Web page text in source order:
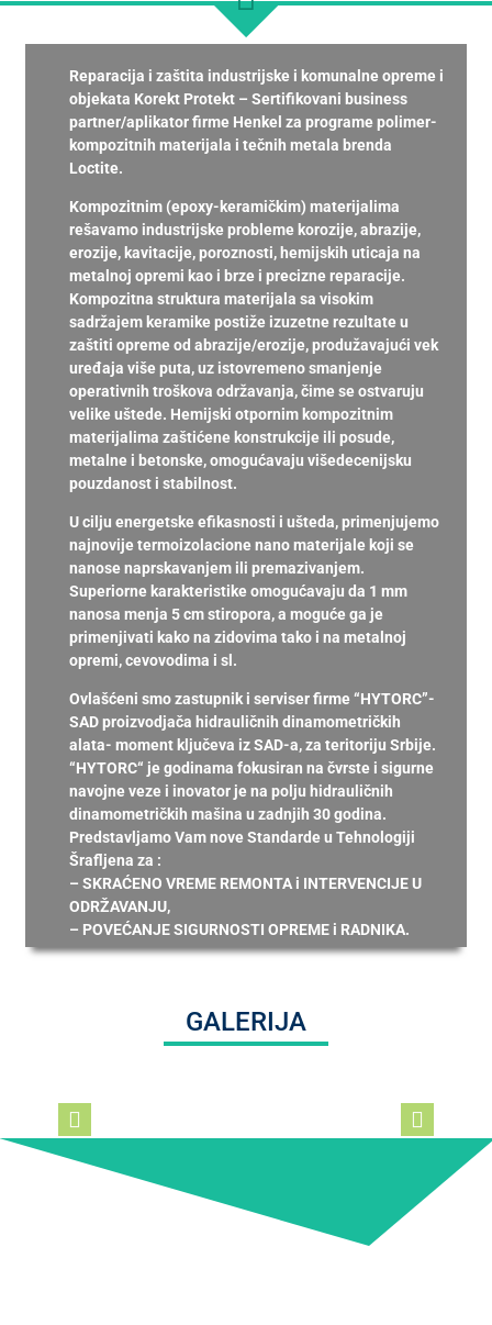
Reparacija i zaštita industrijske i komunalne opreme i
objekata Korekt Protekt – Sertifikovani business
partner/aplikator firme Henkel za programe polimer-
kompozitnih materijala i tečnih metala brenda
Loctite.
Kompozitnim (epoxy-keramičkim) materijalima
rešavamo industrijske probleme korozije, abrazije,
erozije, kavitacije, poroznosti, hemijskih uticaja na
metalnoj opremi kao i brze i precizne reparacije.
Kompozitna struktura materijala sa visokim
sadržajem keramike postiže izuzetne rezultate u
zaštiti opreme od abrazije/erozije, produžavajući vek
uređaja više puta, uz istovremeno smanjenje
operativnih troškova održavanja, čime se ostvaruju
velike uštede. Hemijski otpornim kompozitnim
materijalima zaštićene konstrukcije ili posude,
metalne i betonske, omogućavaju višedecenijsku
pouzdanost i stabilnost.
U cilju energetske efikasnosti i ušteda, primenjujemo
najnovije termoizolacione nano materijale koji se
nanose naprskavanjem ili premazivanjem.
Superiorne karakteristike omogućavaju da 1 mm
nanosa menja 5 cm stiropora, a moguće ga je
primenjivati kako na zidovima tako i na metalnoj
opremi, cevovodima i sl.
Ovlašćeni smo zastupnik i serviser firme “HYTORC”-
SAD proizvodjača hidrauličnih dinamometričkih
alata- moment ključeva iz SAD-a, za teritoriju Srbije.
“HYTORC“ je godinama fokusiran na čvrste i sigurne
navojne veze i inovator je na polju hidrauličnih
dinamometričkih mašina u zadnjih 30 godina.
Predstavljamo Vam nove Standarde u Tehnologiji
Šrafljena za :
– SKRAĆENO VREME REMONTA i INTERVENCIJE U
ODRŽAVANJU,
– POVEĆANJE SIGURNOSTI OPREME i RADNIKA.
GALERIJA